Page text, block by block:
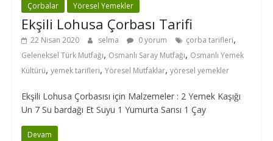
Çorbalar Yöresel Yemekler
Ekşili Lohusa Çorbası Tarifi
22 Nisan 2020 selma 0 yorum çorba tarifleri,
Geleneksel Türk Mutfağı, Osmanlı Saray Mutfağı, Osmanlı Yemek
Kültürü, yemek tarifleri, Yöresel Mutfaklar, yöresel yemekler
Ekşili Lohusa Çorbasısı için Malzemeler : 2 Yemek Kaşığı
Un 7 Su bardağı Et Suyu 1 Yumurta Sarısı 1 Çay
Devam